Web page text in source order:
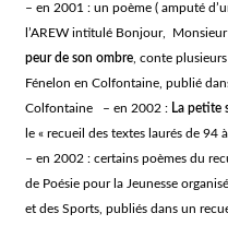
– en 2001 : un poème ( amputé
l’AREW intitulé Bonjour,
peur de son ombre , conte
Fénelon en Colfontaine, publié
Colfontaine – en 2002 : La petite
le « recueil des textes laurés de 94
– en 2002 : certains poèmes du
de Poésie pour la Jeunesse
et des Sports, publiés dans un